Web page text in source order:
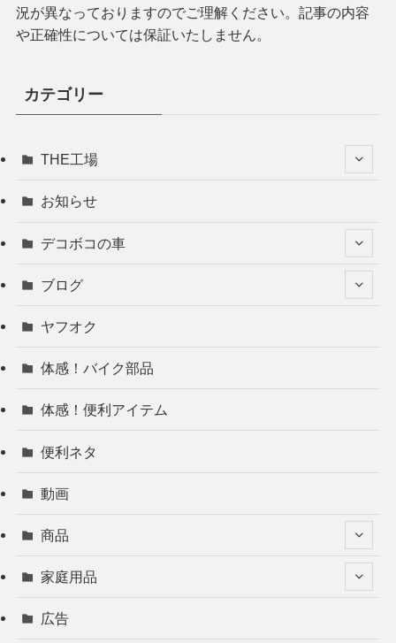
況が異なっておりますのでご理解ください。記事の内容
や正確性については保証いたしません。
カテゴリー
THE工場
お知らせ
デコボコの車
ブログ
ヤフオク
体感！バイク部品
体感！便利アイテム
便利ネタ
動画
商品
家庭用品
広告